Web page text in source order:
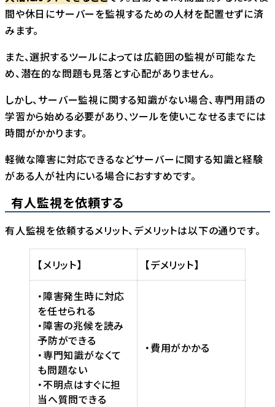
間や休日にサーバーを監視するための人材を配置せずに済
みます。
また、選択するツールによっては広範囲の監視が可能なた
め、潜在的な問題も見落とす心配がありません。
しかし、サーバー監視に関する知識がない場合、専門用語の
学習から始める必要があり、ツールを使いこなせるまでには
時間がかかります。
軽微な障害に対応できるなどサーバーに関する知識と経験
がある人が社内にいる場合におすすめです。
有人監視を依頼する
有人監視を依頼するメリット、デメリットは以下の通りです。
【メリット】 【デメリット】
・障害発生時に対応
を任せられる
・障害の兆候を読み
予防ができる
・専門知識がなくて
も問題ない
・不明点はすぐに担
当へ質問できる
・費用がかかる